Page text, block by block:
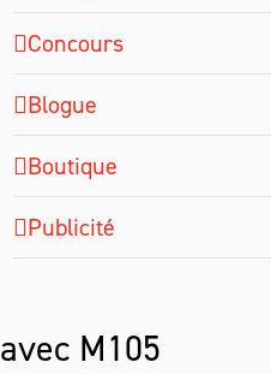
Concours
Blogue
Boutique
Publicité
avec M105